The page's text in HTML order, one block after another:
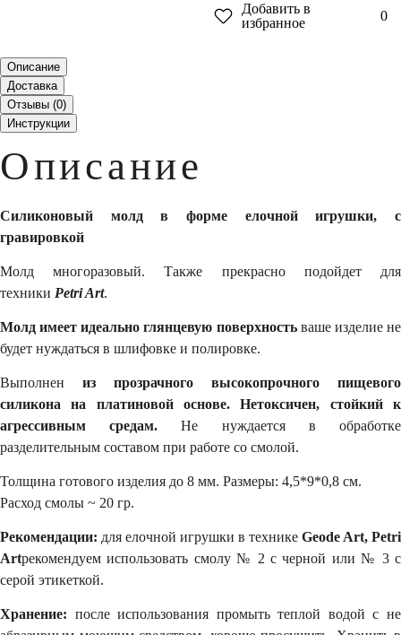
Добавить в
избранное
0
Описание
Доставка
Отзывы (0)
Инструкции
Описание
Силиконовый молд в форме елочной игрушки, с
гравировкой
Молд многоразовый. Также прекрасно подойдет для
техники Petri Art.
Молд имеет идеально глянцевую поверхность ваше изделие не
будет нуждаться в шлифовке и полировке.
Выполнен из прозрачного высокопрочного пищевого
силикона на платиновой основе.
Нетоксичен, стойкийк
агрессивным средам. Не нуждается в обработке
разделительным составом при работе со смолой.
Толщина готового изделия до 8 мм. Размеры: 4,5*9*0,8 см.
Расход смолы ~ 20 гр.
Рекомендации: для елочной игрушки в технике Geode Art, Petri
Аrtрекомендуем использовать смолу № 2 с черной или № 3 с
серой этикеткой.
Хранение: после использования промыть теплой водой с не